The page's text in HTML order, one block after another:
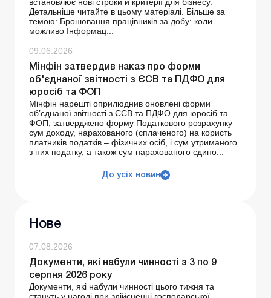
встановлює нові строки й критерії для бізнесу.
Детальніше читайте в цьому матеріалі. Більше за
темою: Бронювання працівників за добу: коли
можливо Інформац...
09.06.2026
Мінфін затвердив наказ про форми
об'єднаної звітності з ЄСВ та ПДФО для
юросіб та ФОП
Мінфін нарешті оприлюднив оновлені форми
об’єднаної звітності з ЄСВ та ПДФО для юросіб та
ФОП, затверджено форму Податкового розрахунку
сум доходу, нарахованого (сплаченого) на користь
платників податків – фізичних осіб, і сум утриманого
з них податку, а також сум нарахованого єдино...
До усіх новин
Нове
07.08.2026
Документи, які набули чинності з 3 по 9
серпня 2026 року
Документи, які набули чинності цього тижня та